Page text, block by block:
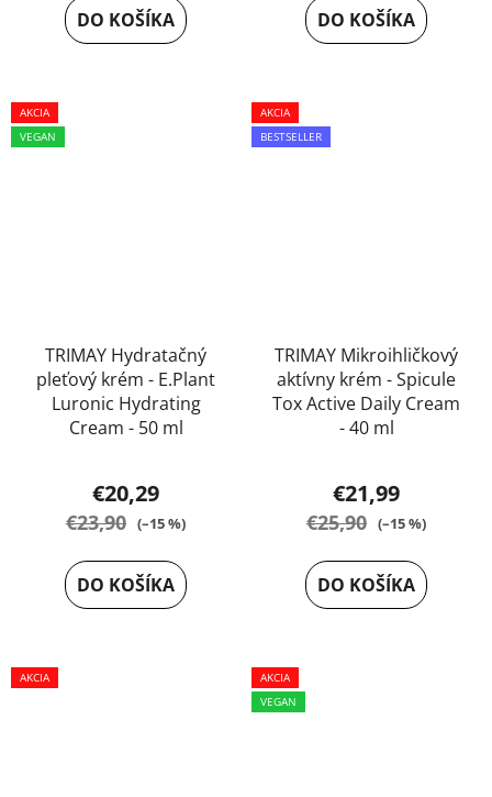
DO KOŠÍKA
5,0
DO KOŠÍKA
AKCIA
VEGAN
TRIMAY Hydratačný
pleťový krém - E.Plant
Luronic Hydrating
Cream - 50 ml
€20,29
€23,90 (–15 %)
DO KOŠÍKA
AKCIA
BESTSELLER
TRIMAY Mikroihličkový
aktívny krém - Spicule
Tox Active Daily Cream
- 40 ml
hodnotenie
produktu
je
4,9
€21,99
€25,90 (–15 %)
DO KOŠÍKA
AKCIA
AKCIA
VEGAN